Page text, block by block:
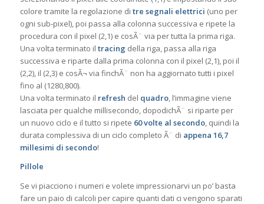
colore tramite la regolazione di tre segnali elettrici (uno per
ogni sub-pixel), poi passa alla colonna successiva e ripete la
procedura con il pixel (2,1) e cosÃ¨ via per tutta la prima riga.
Una volta terminato il tracing della riga, passa alla riga
successiva e riparte dalla prima colonna con il pixel (2,1), poi il
(2,2), il (2,3) e cosÃ¬ via finchÃ¨ non ha aggiornato tutti i pixel
fino al (1280,800).
Una volta terminato il refresh del quadro, l’immagine viene
lasciata per qualche millisecondo, dopodichÃ¨ si riparte per
un nuovo ciclo e il tutto si ripete 60 volte al secondo, quindi la
durata complessiva di un ciclo completo Ã¨ di appena 16,7
millesimi di secondo!
Pillole
Se vi piacciono i numeri e volete impressionarvi un po’ basta
fare un paio di calcoli per capire quanti dati ci vengono sparati